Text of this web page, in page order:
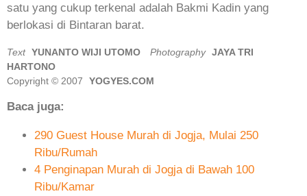
satu yang cukup terkenal adalah Bakmi Kadin yang
berlokasi di Bintaran barat.
Text YUNANTO WIJI UTOMO Photography JAYA TRI
HARTONO
Copyright © 2007
YOGYES.COM
Baca juga:
290 Guest House Murah di Jogja, Mulai 250
Ribu/Rumah
4 Penginapan Murah di Jogja di Bawah 100
Ribu/Kamar